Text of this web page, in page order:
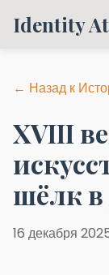
Identity
← Назад к
XVIII
шёлк в
16 декабря